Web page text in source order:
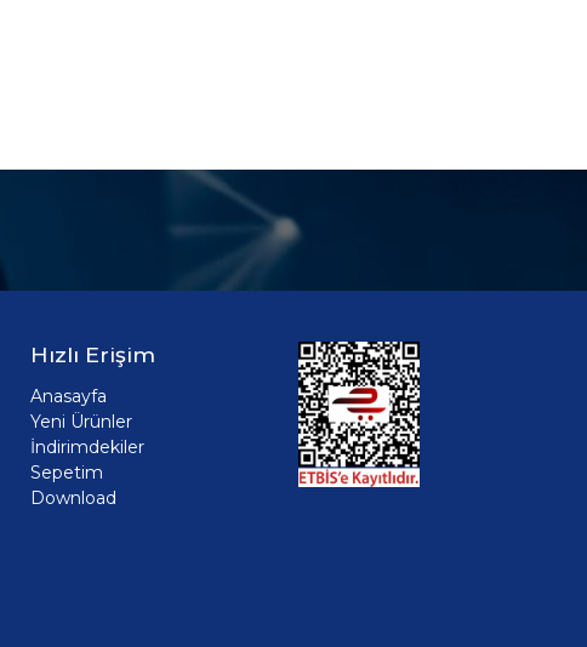
Hızlı Erişim
Anasayfa
Yeni Ürünler
İndirimdekiler
Sepetim
Download